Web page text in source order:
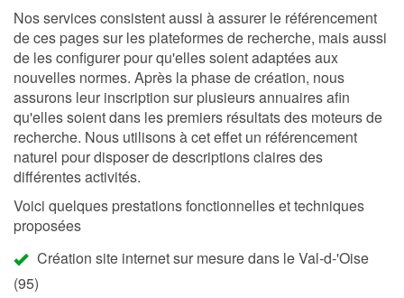
Nos services consistent aussi à assurer le référencement
de ces pages sur les plateformes de recherche, mais aussi
de les configurer pour qu'elles soient adaptées aux
nouvelles normes. Après la phase de création, nous
assurons leur inscription sur plusieurs annuaires afin
qu'elles soient dans les premiers résultats des moteurs de
recherche. Nous utilisons à cet effet un référencement
naturel pour disposer de descriptions claires des
différentes activités.
Voici quelques prestations fonctionnelles et techniques
proposées
Création site internet sur mesure dans le Val-d-'Oise
(95)